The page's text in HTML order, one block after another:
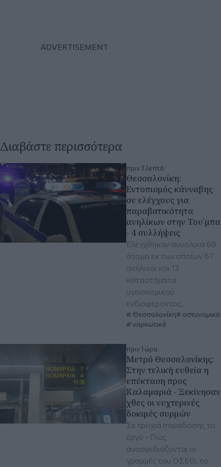
Διαβάστε περισσότερα
πριν 3 λεπτά
Θεσσαλονίκη:
Εντοπισμός κάνναβης
σε ελέγχους για
παραβατικότητα
ανηλίκων στην Του΄μπα
- 4 συλλήψεις
Ελέγχθηκαν συνολικά 69
άτομα εκ των οποίων 67
ανήλικοι και 12
καταστήματα
υγειονομικού
ενδιαφέροντος.
Θεσσαλονίκη
αστυνομικά
ναρκωτικά
πριν 1 ώρα
Μετρό Θεσσαλονίκης:
Στην τελική ευθεία η
επέκταση προς
Καλαμαριά - Ξεκίνησαν
χθες οι νυχτερινές
δοκιμές συρμών
Σε τροχιά παράδοσης το
έργο - Πώς
ανασχεδιάζονται οι
γραμμές του ΟΣΕΘ, το